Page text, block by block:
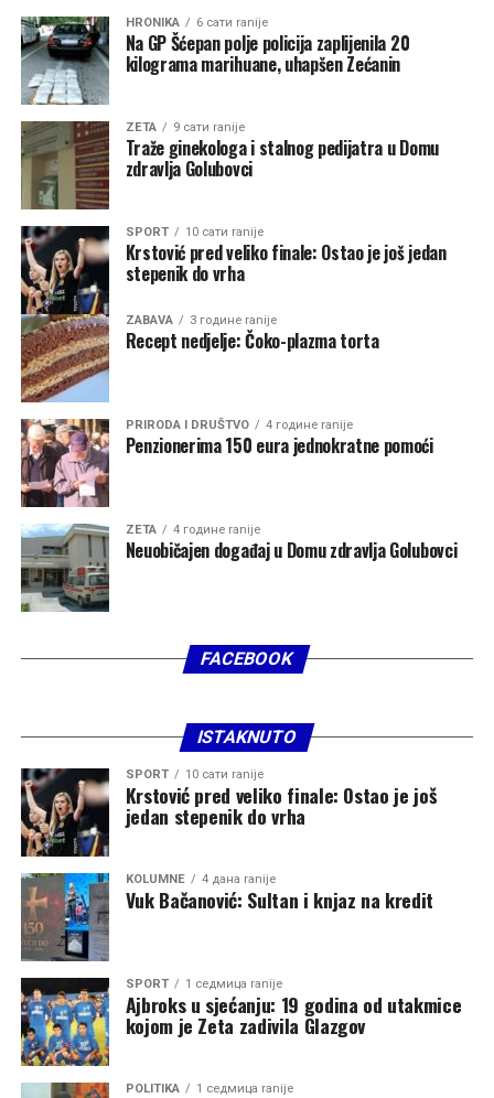
Radionicu je otvorila vršiteljka dužnosti sekretarke
Sekretarijata za lokalnu samoupravu i društvene
djelatnosti Opštine Zeta, Marijana Nedović Radulović,
koja je istakla značaj ovakvih inicijativa za lokalnu
zajednicu i podršku institucija u radu sa mladima. Tom
prilikom najavila je i otvaranje Omladinskog centra u
Zeti, koji će, kako je navedeno, biti prostor za
povezivanje i razvoj mladih.
Program radionice realizovan je kroz diskusije, praktične
vježbe i primjere iz svakodnevnog života, uz aktivno
učešće prisutnih.
Edukatori na radionici bili su magistar ekonomije Mirsad
Dreić i magistar krivičnog prava Elma Balota, koji su
učesnicima približili teme iz oblasti mentalnog zdravlja i
ličnog razvoja.
HRONIKA 6 сати ranije
Na GP Šćepan polje policija zaplijenila 20
kilograma marihuane, uhapšen Zećanin
ZETA 9 сати ranije
Traže ginekologa i stalnog pedijatra u Domu
zdravlja Golubovci
SPORT 10 сати ranije
Krstović pred veliko finale: Ostao je još jedan
stepenik do vrha
ZABAVA 3 године ranije
Recept nedjelje: Čoko-plazma torta
PRIRODA I DRUŠTVO 4 године ranije
Penzionerima 150 eura jednokratne pomoći
ZETA 4 године ranije
Neuobičajen događaj u Domu zdravlja Golubovci
FACEBOOK
ISTAKNUTO
SPORT 10 сати ranije
Krstović pred veliko finale: Ostao je još
jedan stepenik do vrha
KOLUMNE 4 дана ranije
Vuk Bačanović: Sultan i knjaz na kredit
SPORT 1 седмица ranije
Ajbroks u sjećanju: 19 godina od utakmice
kojom je Zeta zadivila Glazgov
POLITIKA 1 седмица ranije